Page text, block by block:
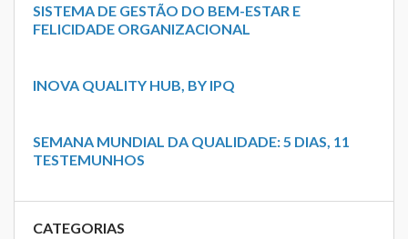
SISTEMA DE GESTÃO DO BEM-ESTAR E
FELICIDADE ORGANIZACIONAL
INOVA QUALITY HUB, BY IPQ
SEMANA MUNDIAL DA QUALIDADE: 5 DIAS, 11
TESTEMUNHOS
CATEGORIAS